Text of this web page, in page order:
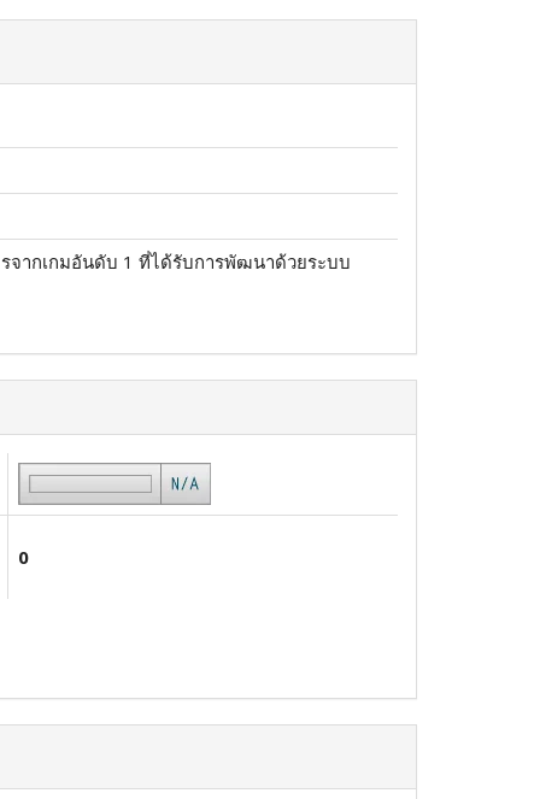
รจากเกมอันดับ 1 ที่ได้รับการพัฒนาด้วยระบบ
0